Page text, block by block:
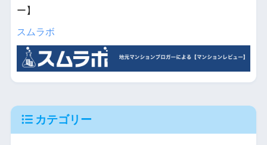
ー】
スムラボ
カテゴリー